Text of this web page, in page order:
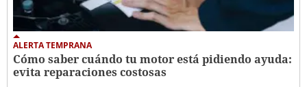
ALERTA TEMPRANA
Cómo saber cuándo tu motor está pidiendo ayuda:
evita reparaciones costosas